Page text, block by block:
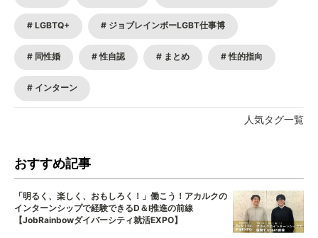
LGBTQ+ ジョブレインボーLGBT仕事博
同性婚 性自認 まとめ 性的指向
インターン
人気タグ一覧
おすすめ記事
「明るく、楽しく、おもしろく！」働こう！アカルクの
インターンシップで経験できるD＆I推進の前線
【JobRainbowダイバーシティ就活EXPO】